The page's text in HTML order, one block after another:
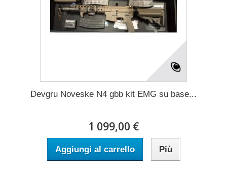
Devgru Noveske N4 gbb kit EMG su base...
1 099,00 €
Aggiungi al carrello Più